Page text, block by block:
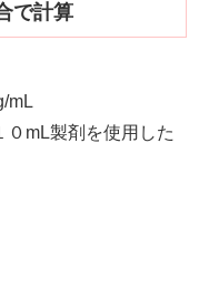
で計算
mL
０mL製剤を使用した